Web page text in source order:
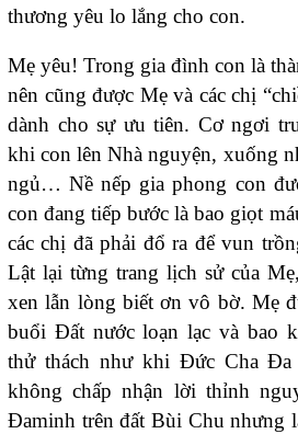
thương yêu lo lắng cho con.
Mẹ yêu! Trong gia đình con là
nên cũng được Mẹ và các chị
dành cho sự ưu tiên. Cơ ngơi
khi con lên Nhà nguyện, xuống
ngủ… Nề nếp gia phong con
con đang tiếp bước là bao giọt
các chị đã phải đổ ra để vun
Lật lại từng trang lịch sử của
xen lẫn lòng biết ơn vô bờ. Mẹ
buổi Đất nước loạn lạc và bao
thử thách như khi Đức Cha
không chấp nhận lời thỉnh
Đaminh trên đất Bùi Chu nhưng